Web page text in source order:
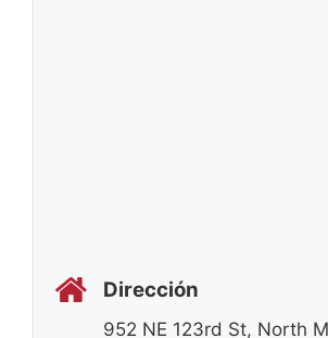
Dirección
952 NE 123rd St, North